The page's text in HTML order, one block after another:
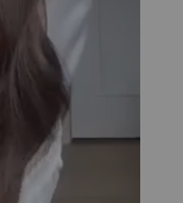
самым